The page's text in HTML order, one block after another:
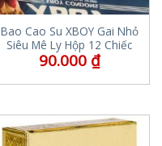
Bao Cao Su XBOY Gai Nhỏ
Siêu Mê Ly Hộp 12 Chiếc
90.000 ₫